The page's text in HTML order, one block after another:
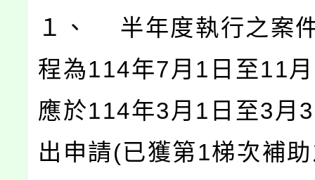
１、 半年度執行之案
程為114年7月1日至11
應於114年3月1日至3月
出申請(已獲第1梯次補